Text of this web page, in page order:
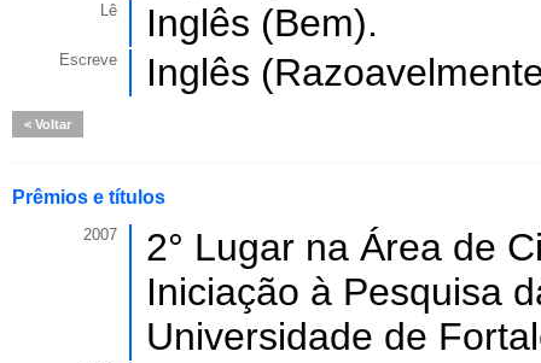
Lê Inglês (Bem).
Escreve Inglês
Voltar
Prêmios e títulos
2007
2° Lugar na Área de
Iniciação à Pesquisa
Universidade de